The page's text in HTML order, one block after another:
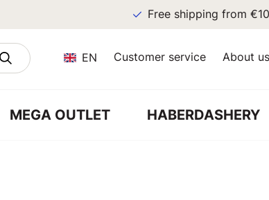
Free shipping from €100
EN Customer service About us
MEGA OUTLET HABERDASHERY